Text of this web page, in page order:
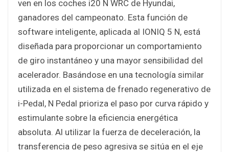
ven en los coches i20 N WRC de Hyundai,
ganadores del campeonato. Esta función de
software inteligente, aplicada al IONIQ 5 N, está
diseñada para proporcionar un comportamiento
de giro instantáneo y una mayor sensibilidad del
acelerador. Basándose en una tecnología similar
utilizada en el sistema de frenado regenerativo de
i-Pedal, N Pedal prioriza el paso por curva rápido y
estimulante sobre la eficiencia energética
absoluta. Al utilizar la fuerza de deceleración, la
transferencia de peso agresiva se sitúa en el eje